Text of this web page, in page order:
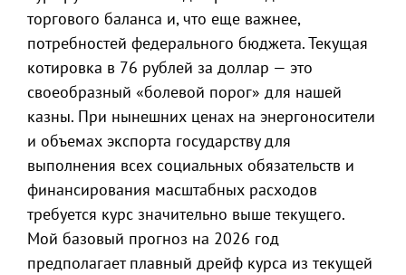
торгового баланса и, что еще важнее,
потребностей федерального бюджета. Текущая
котировка в 76 рублей за доллар — это
своеобразный «болевой порог» для нашей
казны. При нынешних ценах на энергоносители
и объемах экспорта государству для
выполнения всех социальных обязательств и
финансирования масштабных расходов
требуется курс значительно выше текущего.
Мой базовый прогноз на 2026 год
предполагает плавный дрейф курса из текущей